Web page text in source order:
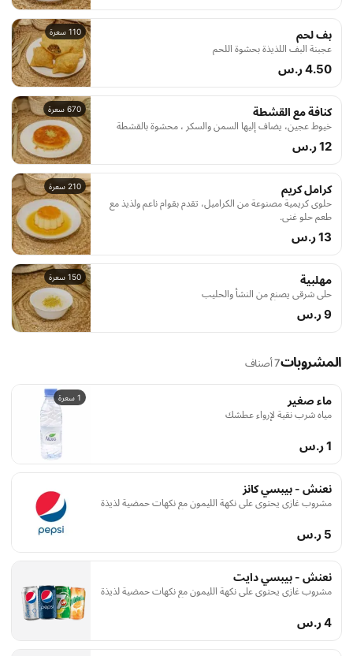
110 سعرة بف لحم
عجبنة البف اللذيذة بحشوة اللحم
4.50 ر.س
670 سعرة كنافة مع القشطة
خيوط عجين، يضاف إليها السمن والسكر ، محشوة بالقشطة
12 ر.س
210 سعرة كرامل كريم
حلوى كريمية مصنوعة من الكراميل، تقدم بقوام ناعم ولذيذ مع
طعم حلو غني.
13 ر.س
150 سعرة مهلبية
حلى شرقي يصنع من النشأ والحليب
9 ر.س
المشروبات7 أصناف
1 سعرة ماء صغير
مياه شرب نقية لإرواء عطشك
1 ر.س
نعنش - بيبسي كانز
مشروب غازي يحتوي على نكهة الليمون مع نكهات حمضية لذيذة
5 ر.س
نعنش - بيبسي دايت
مشروب غازي يحتوي على نكهة الليمون مع نكهات حمضية لذيذة
4 ر.س